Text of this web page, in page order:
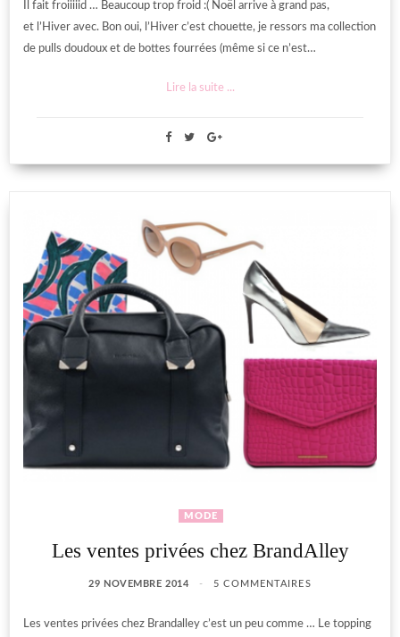
Il fait froiiiiid … Beaucoup trop froid :( Noël arrive à grand pas,
et l’Hiver avec. Bon oui, l’Hiver c’est chouette, je ressors ma collection
de pulls doudoux et de bottes fourrées (même si ce n’est…
Lire la suite ...
MODE
Les ventes privées chez BrandAlley
29 NOVEMBRE 2014 5 COMMENTAIRES
Les ventes privées chez Brandalley c’est un peu comme … Le topping